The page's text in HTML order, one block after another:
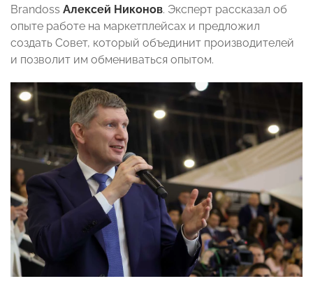
Brandoss Алексей Никонов. Эксперт рассказал об
опыте работе на маркетплейсах и предложил
создать Совет, который объединит производителей
и позволит им обмениваться опытом.